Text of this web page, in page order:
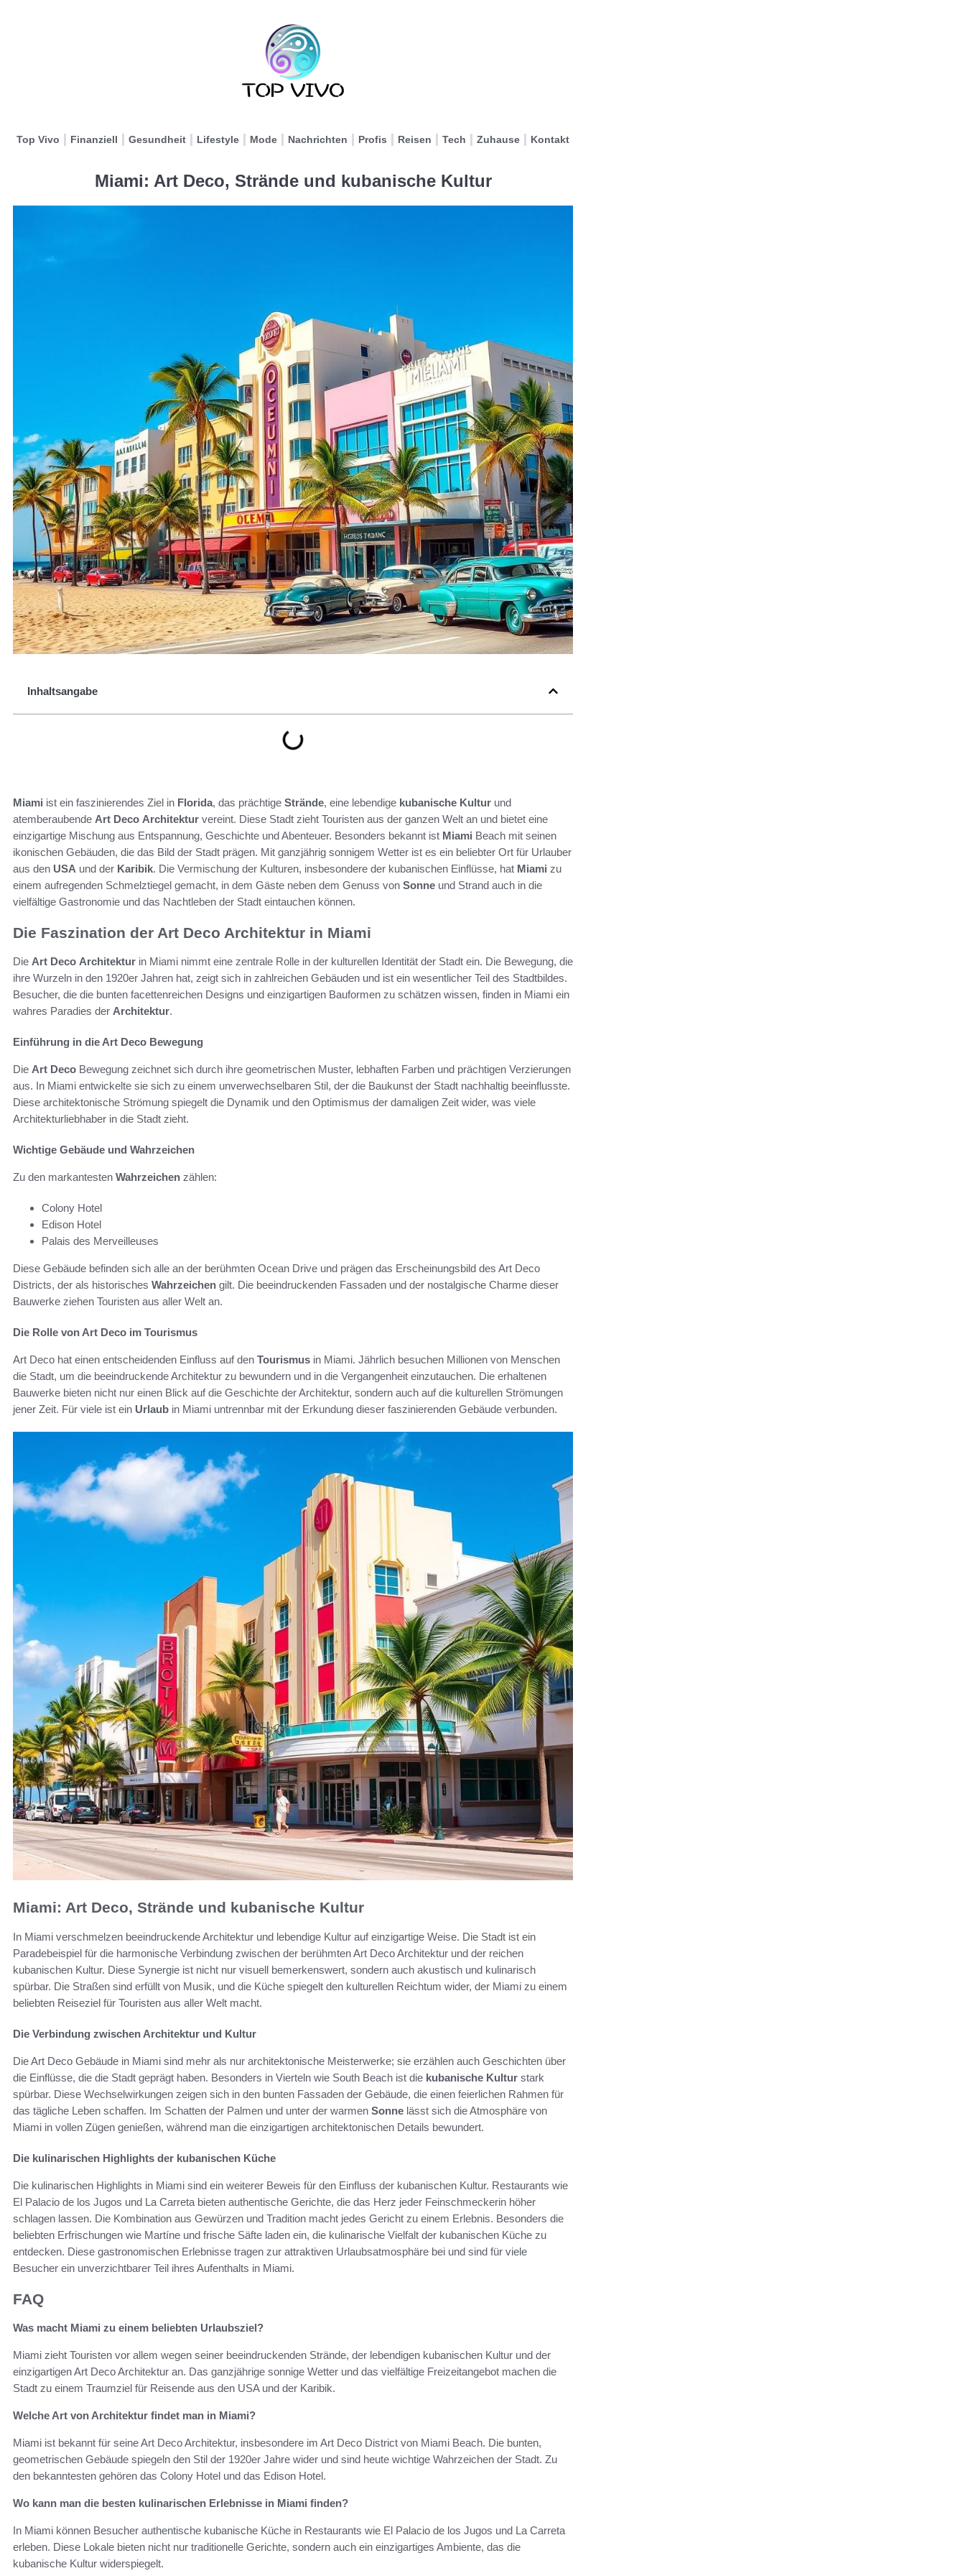
Top Vivo Finanziell Gesundheit Lifestyle Mode Nachrichten Profis Reisen Tech Zuhause Kontakt
Miami: Art Deco, Strände und kubanische Kultur
Inhaltsangabe
Miami ist ein faszinierendes Ziel in Florida, das prächtige Strände, eine lebendige kubanische Kultur und
atemberaubende Art Deco Architektur vereint. Diese Stadt zieht Touristen aus der ganzen Welt an und bietet eine
einzigartige Mischung aus Entspannung, Geschichte und Abenteuer. Besonders bekannt ist Miami Beach mit seinen
ikonischen Gebäuden, die das Bild der Stadt prägen. Mit ganzjährig sonnigem Wetter ist es ein beliebter Ort für Urlauber
aus den USA und der Karibik. Die Vermischung der Kulturen, insbesondere der kubanischen Einflüsse, hat Miami zu
einem aufregenden Schmelztiegel gemacht, in dem Gäste neben dem Genuss von Sonne und Strand auch in die
vielfältige Gastronomie und das Nachtleben der Stadt eintauchen können.
Die Faszination der Art Deco Architektur in Miami
Die Art Deco Architektur in Miami nimmt eine zentrale Rolle in der kulturellen Identität der Stadt ein. Die Bewegung, die
ihre Wurzeln in den 1920er Jahren hat, zeigt sich in zahlreichen Gebäuden und ist ein wesentlicher Teil des Stadtbildes.
Besucher, die die bunten facettenreichen Designs und einzigartigen Bauformen zu schätzen wissen, finden in Miami ein
wahres Paradies der Architektur.
Einführung in die Art Deco Bewegung
Die Art Deco Bewegung zeichnet sich durch ihre geometrischen Muster, lebhaften Farben und prächtigen Verzierungen
aus. In Miami entwickelte sie sich zu einem unverwechselbaren Stil, der die Baukunst der Stadt nachhaltig beeinflusste.
Diese architektonische Strömung spiegelt die Dynamik und den Optimismus der damaligen Zeit wider, was viele
Architekturliebhaber in die Stadt zieht.
Wichtige Gebäude und Wahrzeichen
Zu den markantesten Wahrzeichen zählen:
Colony Hotel
Edison Hotel
Palais des Merveilleuses
Diese Gebäude befinden sich alle an der berühmten Ocean Drive und prägen das Erscheinungsbild des Art Deco
Districts, der als historisches Wahrzeichen gilt. Die beeindruckenden Fassaden und der nostalgische Charme dieser
Bauwerke ziehen Touristen aus aller Welt an.
Die Rolle von Art Deco im Tourismus
Art Deco hat einen entscheidenden Einfluss auf den Tourismus in Miami. Jährlich besuchen Millionen von Menschen
die Stadt, um die beeindruckende Architektur zu bewundern und in die Vergangenheit einzutauchen. Die erhaltenen
Bauwerke bieten nicht nur einen Blick auf die Geschichte der Architektur, sondern auch auf die kulturellen Strömungen
jener Zeit. Für viele ist ein Urlaub in Miami untrennbar mit der Erkundung dieser faszinierenden Gebäude verbunden.
Miami: Art Deco, Strände und kubanische Kultur
In Miami verschmelzen beeindruckende Architektur und lebendige Kultur auf einzigartige Weise. Die Stadt ist ein
Paradebeispiel für die harmonische Verbindung zwischen der berühmten Art Deco Architektur und der reichen
kubanischen Kultur. Diese Synergie ist nicht nur visuell bemerkenswert, sondern auch akustisch und kulinarisch
spürbar. Die Straßen sind erfüllt von Musik, und die Küche spiegelt den kulturellen Reichtum wider, der Miami zu einem
beliebten Reiseziel für Touristen aus aller Welt macht.
Die Verbindung zwischen Architektur und Kultur
Die Art Deco Gebäude in Miami sind mehr als nur architektonische Meisterwerke; sie erzählen auch Geschichten über
die Einflüsse, die die Stadt geprägt haben. Besonders in Vierteln wie South Beach ist die kubanische Kultur stark
spürbar. Diese Wechselwirkungen zeigen sich in den bunten Fassaden der Gebäude, die einen feierlichen Rahmen für
das tägliche Leben schaffen. Im Schatten der Palmen und unter der warmen Sonne lässt sich die Atmosphäre von
Miami in vollen Zügen genießen, während man die einzigartigen architektonischen Details bewundert.
Die kulinarischen Highlights der kubanischen Küche
Die kulinarischen Highlights in Miami sind ein weiterer Beweis für den Einfluss der kubanischen Kultur. Restaurants wie
El Palacio de los Jugos und La Carreta bieten authentische Gerichte, die das Herz jeder Feinschmeckerin höher
schlagen lassen. Die Kombination aus Gewürzen und Tradition macht jedes Gericht zu einem Erlebnis. Besonders die
beliebten Erfrischungen wie Martíne und frische Säfte laden ein, die kulinarische Vielfalt der kubanischen Küche zu
entdecken. Diese gastronomischen Erlebnisse tragen zur attraktiven Urlaubsatmosphäre bei und sind für viele
Besucher ein unverzichtbarer Teil ihres Aufenthalts in Miami.
FAQ
Was macht Miami zu einem beliebten Urlaubsziel?
Miami zieht Touristen vor allem wegen seiner beeindruckenden Strände, der lebendigen kubanischen Kultur und der
einzigartigen Art Deco Architektur an. Das ganzjährige sonnige Wetter und das vielfältige Freizeitangebot machen die
Stadt zu einem Traumziel für Reisende aus den USA und der Karibik.
Welche Art von Architektur findet man in Miami?
Miami ist bekannt für seine Art Deco Architektur, insbesondere im Art Deco District von Miami Beach. Die bunten,
geometrischen Gebäude spiegeln den Stil der 1920er Jahre wider und sind heute wichtige Wahrzeichen der Stadt. Zu
den bekanntesten gehören das Colony Hotel und das Edison Hotel.
Wo kann man die besten kulinarischen Erlebnisse in Miami finden?
In Miami können Besucher authentische kubanische Küche in Restaurants wie El Palacio de los Jugos und La Carreta
erleben. Diese Lokale bieten nicht nur traditionelle Gerichte, sondern auch ein einzigartiges Ambiente, das die
kubanische Kultur widerspiegelt.